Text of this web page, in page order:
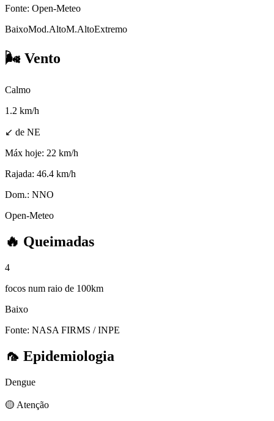
Fonte: Open-Meteo
BaixoMod.AltoM.AltoExtremo
🌬️ Vento
Calmo
1.2 km/h
↙ de NE
Máx hoje: 22 km/h
Rajada: 46.4 km/h
Dom.: NNO
Open-Meteo
🔥 Queimadas
4
focos num raio de 100km
Baixo
Fonte: NASA FIRMS / INPE
🦟 Epidemiologia
Dengue
🟡 Atenção